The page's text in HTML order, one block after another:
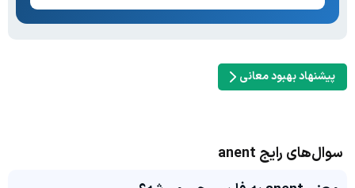
پیشنهاد بهبود معانی
سوال‌های رایج anent